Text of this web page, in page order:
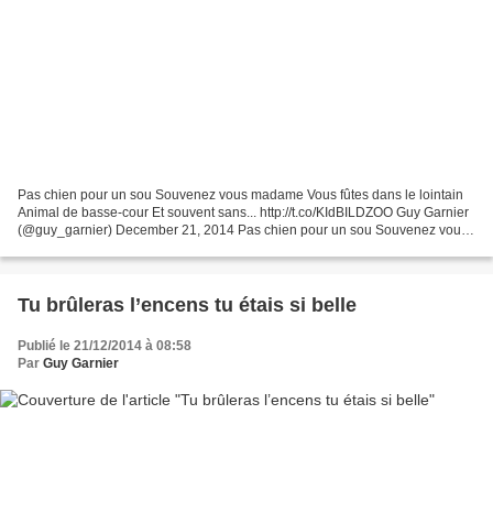
Pas chien pour un sou Souvenez vous madame Vous fûtes dans le lointain
Animal de basse-cour Et souvent sans... http://t.co/KIdBILDZOO Guy Garnier
(@guy_garnier) December 21, 2014 Pas chien pour un sou Souvenez vous
Tu brûleras l’encens tu étais si belle
Publié le 21/12/2014 à 08:58
Par Guy Garnier